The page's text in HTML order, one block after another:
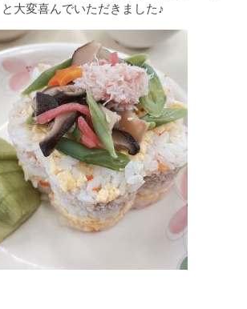
大変喜んでいただきました♪